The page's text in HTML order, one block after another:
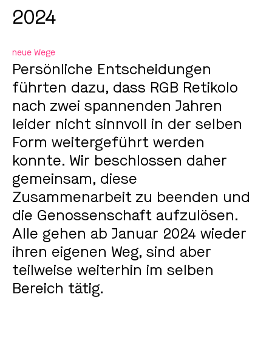
2024
neue Wege
Persönliche Entscheidungen
führten dazu, dass RGB Retikolo
nach zwei spannenden Jahren
leider nicht sinnvoll in der selben
Form weitergeführt werden
konnte. Wir beschlossen daher
gemeinsam, diese
Zusammenarbeit zu beenden und
die Genossenschaft aufzulösen.
Alle gehen ab Januar 2024 wieder
ihren eigenen Weg, sind aber
teilweise weiterhin im selben
Bereich tätig.